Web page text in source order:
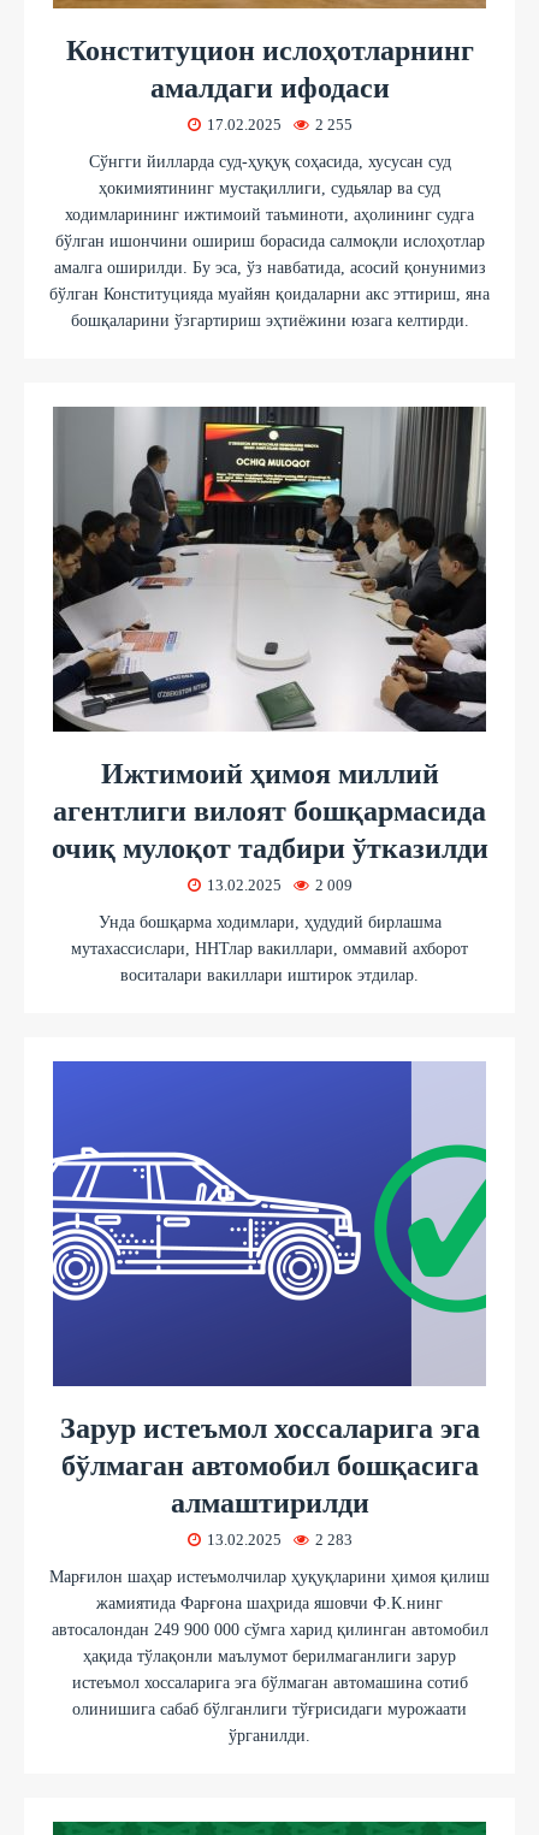
Конституцион ислоҳотларнинг
амалдаги ифодаси
17.02.2025 2 255
Сўнгги йилларда суд-ҳуқуқ соҳасида, хусусан суд
ҳокимиятининг мустақиллиги, судьялар ва суд
ходимларининг ижтимоий таъминоти, аҳолининг судга
бўлган ишончини ошириш борасида салмоқли ислоҳотлар
амалга оширилди. Бу эса, ўз навбатида, асосий қонунимиз
бўлган Конституцияда муайян қоидаларни акс эттириш, яна
бошқаларини ўзгартириш эҳтиёжини юзага келтирди.
Ижтимоий ҳимоя миллий
агентлиги вилоят бошқармасида
очиқ мулоқот тадбири ўтказилди
13.02.2025 2 009
Унда бошқарма ходимлари, ҳудудий бирлашма
мутахассислари, ННТлар вакиллари, оммавий ахборот
воситалари вакиллари иштирок этдилар.
Зарур истеъмол хоссаларига эга
бўлмаган автомобил бошқасига
алмаштирилди
13.02.2025 2 283
Марғилон шаҳар истеъмолчилар ҳуқуқларини ҳимоя қилиш
жамиятида Фарғона шаҳрида яшовчи Ф.К.нинг
автосалондан 249 900 000 сўмга харид қилинган автомобил
ҳақида тўлақонли маълумот берилмаганлиги зарур
истеъмол хоссаларига эга бўлмаган автомашина сотиб
олинишига сабаб бўлганлиги тўғрисидаги мурожаати
ўрганилди.